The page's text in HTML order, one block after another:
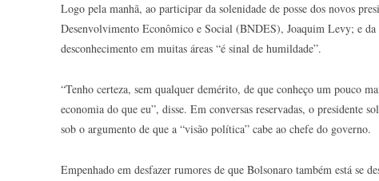
Logo pela manhã, ao participar da solenidade de posse dos novos
Desenvolvimento Econômico e Social (BNDES), Joaquim Levy; e
desconhecimento em muitas áreas “é sinal de humildade”.
“Tenho certeza, sem qualquer demérito, de que conheço um pouco
economia do que eu”, disse. Em conversas reservadas, o presidente
sob o argumento de que a “visão política” cabe ao chefe do governo.
Empenhado em desfazer rumores de que Bolsonaro também está se